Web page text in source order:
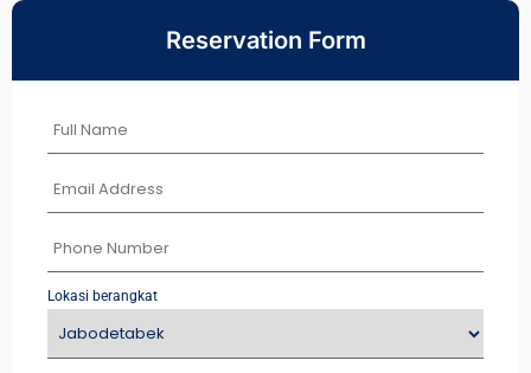
Reservation Form
Lokasi berangkat